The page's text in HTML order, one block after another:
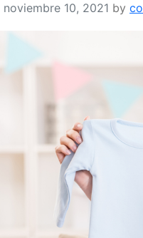
noviembre 10, 2021 by